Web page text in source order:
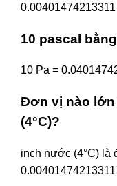
10 pascal
10 Pa =
Đơn vị nào
(4°C)?
inch nước (4°C) là